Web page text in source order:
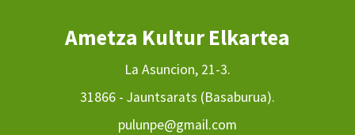
Ametza Kultur Elkartea
La Asuncion, 21-3.
31866 - Jauntsarats (Basaburua).
pulunpe@gmail.com